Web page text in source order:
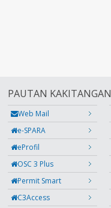
PAUTAN KAKITANGAN
Web Mail
e-SPARA
eProfil
OSC 3 Plus
Permit Smart
C3Access